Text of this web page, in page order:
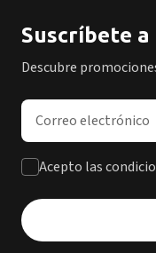
Suscríbete
Descubre
Dirección de correo
Acepto las